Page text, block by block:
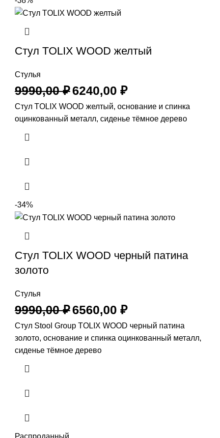
Стул TOLIX WOOD желтый
Стулья
9990,00₽6240,00 ₽
Стул TOLIX WOOD желтый, основание и спинка
оцинкованный металл, сиденье тёмное дерево
-34%
Стул TOLIX WOOD черный патина
золото
Стулья
9990,00₽6560,00 ₽
Стул Stool Group TOLIX WOOD черный патина
золото, основание и спинка оцинкованный металл,
сиденье тёмное дерево